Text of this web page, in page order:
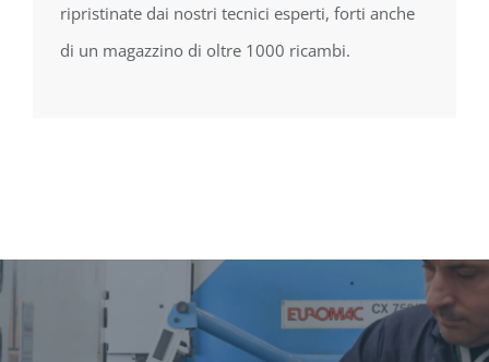
ripristinate dai nostri tecnici esperti, forti anche
di un magazzino di oltre 1000 ricambi.